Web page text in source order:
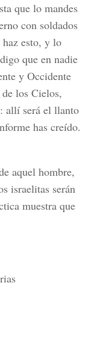
que lo mandes
con soldados
esto, y lo
que en nadie
y Occidente
los Cielos,
allí será el llanto
has creído.
aquel hombre,
israelitas serán
muestra que